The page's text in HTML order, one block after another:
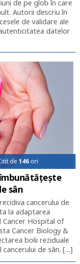
de pe glob în care
Autorii descriu în
de validare ale
datelor
de146 ori
sân
cancerului de
la adaptarea
Cancer Hospital of
Cancer Biology &
bolii reziduale
de sân. […]